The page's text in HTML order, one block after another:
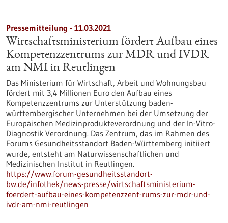
Pressemitteilung - 11.03.2021
Wirtschaftsministerium fördert Aufbau eines
Kompetenzzentrums zur MDR und IVDR
am NMI in Reutlingen
Das Ministerium für Wirtschaft, Arbeit und Wohnungsbau
fördert mit 3,4 Millionen Euro den Aufbau eines
Kompetenzzentrums zur Unterstützung baden-
württembergischer Unternehmen bei der Umsetzung der
Europäischen Medizinprodukteverordnung und der In-Vitro-
Diagnostik Verordnung. Das Zentrum, das im Rahmen des
Forums Gesundheitsstandort Baden-Württemberg initiiert
wurde, entsteht am Naturwissenschaftlichen und
Medizinischen Institut in Reutlingen.
https://www.forum-gesundheitsstandort-
bw.de/infothek/news-presse/wirtschaftsministerium-
foerdert-aufbau-eines-kompetenzzent-rums-zur-mdr-und-
ivdr-am-nmi-reutlingen